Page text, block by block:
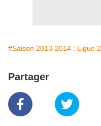
#Saison 2013-2014 : Ligue 2
Partager